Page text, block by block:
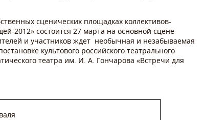
сценических площадках коллективов-
2012» состоится 27 марта на основной сцене
и участников ждет необычная и незабываемая
культового российского театрального
театра им. И. А. Гончарова «Встречи для